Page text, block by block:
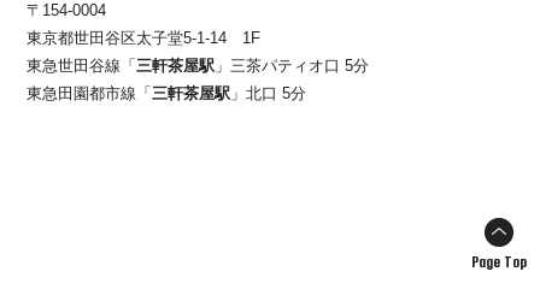
〒154-0004
東京都世田谷区太子堂5-1-14 1F
東急世田谷線「 三軒茶屋駅」三茶パティオ口 5分
東急田園都市線「 三軒茶屋駅」北口 5分
Page Top